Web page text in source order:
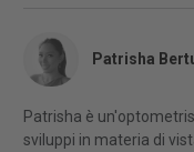
Patrisha
Patrisha è
sviluppi in materia di